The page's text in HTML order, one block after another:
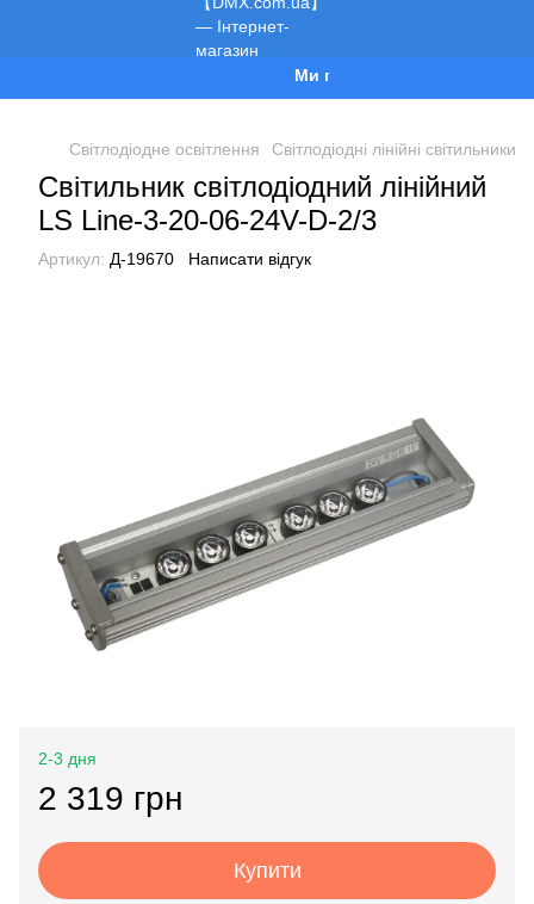
Ми працюємо!
Світлодіодне освітлення Світлодіодні лінійні світильники
Світильник світлодіодний лінійний
LS Line-3-20-06-24V-D-2/3
Артикул: Д-19670 Написати відгук
2-3 дня
2 319 грн
Купити